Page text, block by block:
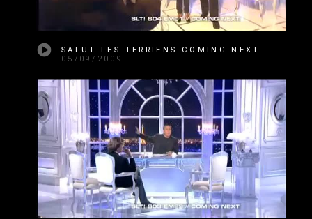
SALUT LES TERRIENS COMING NEXT SAISON 4 ÉMISSION 01
05/09/2009